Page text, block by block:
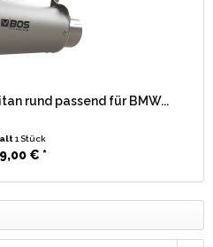
rund passend für BMW...
1 Stück
€ *